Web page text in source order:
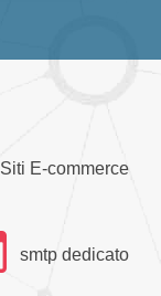
Siti E-commerce
smtp dedicato